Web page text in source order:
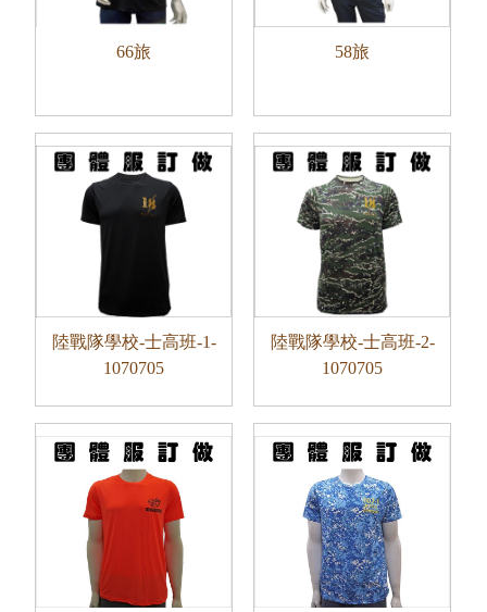
66旅 58旅
陸戰隊學校-士高班-1-
1070705
陸戰隊學校-士高班-2-
1070705